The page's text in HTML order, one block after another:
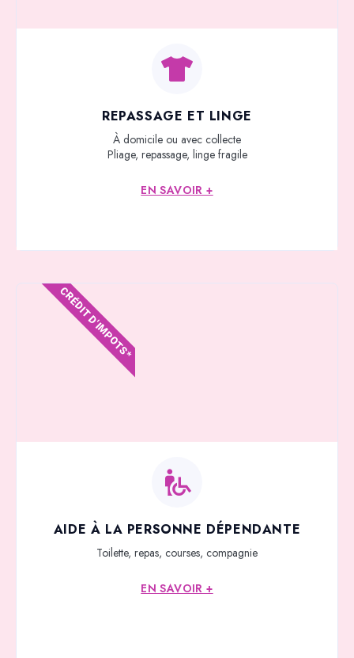
REPASSAGE ET LINGE
À domicile ou avec collecte
Pliage, repassage, linge fragile
EN SAVOIR +
AIDE À LA PERSONNE DÉPENDANTE
Toilette, repas, courses, compagnie
EN SAVOIR +
CRÉDIT D'IMPOTS*